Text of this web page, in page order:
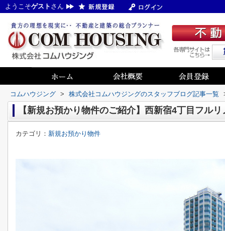
ようこそゲスト さん
コムハウジング > 株式会社コムハウジングのスタッフブログ記事一覧
【新規お預かり物件のご紹介】西新宿4丁目フル
カテゴリ： 新規お預かり物件